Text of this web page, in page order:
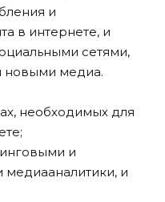
и
в интернете, и
сетями,
новыми медиа.
необходимых для
и
и